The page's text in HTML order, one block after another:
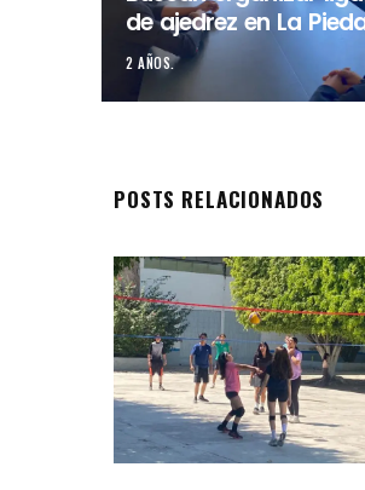
de ajedrez en La
2 AÑOS.
POSTS RELACIONADOS